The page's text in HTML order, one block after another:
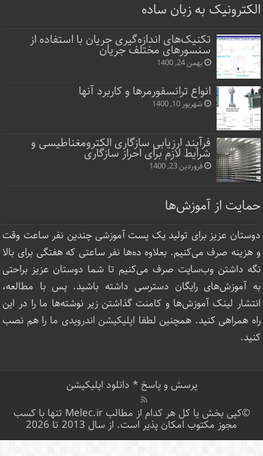
الکترونیک به زبان ساده
تکنیک‌های اندازه‌گیری جریان با استفاده از
سنسورهای مختلف جریان
بهمن 24, 1400
انواع ترانسفورمرها و کاربرد آنها
شهریور 10, 1400
فرآیند ارزیابی سازگاری الکترومغناطیسی و
شرایط لازم برای احراز سازگاری
فروردین 23, 1400
حمایت از آموزش‌ها
دوستان عزیز برای تولید یک پست آموزشی چندین نفر ساعت‌ وقت
و هزینه صرف می‌کنیم. بعلاوه ده‌ها نفر ساعتی که هفتگی برای بالا
نگه داشتن وب‌سایت صرف ‌می‌کنیم تا شما دوستان عزیز براحتی
به آموزش‌های رایگان دسترسی داشته باشید. پس با مطالعه،
انتشار لینک‌ آموزش‌ها و کامنت گذاشتن زیر نوشته‌‌ها ما را در این
راه همراهی کنید. همچنین لطفا اپلیکیشن اندرویدی ما را هم نصب
کنید.
پرسش و پاسخ* دانلود اپلیکیشن
©کپی بخش یا کل هر کدام از مطالب Melec.ir تنها با کسب
مجوز مکتوب امکان پذیر است. از سال 2013 تا 2026